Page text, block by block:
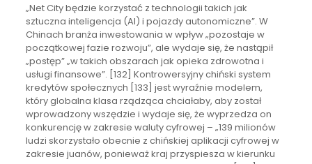
„Net City będzie korzystać z technologii takich jak
sztuczna inteligencja (AI) i pojazdy autonomiczne”. W
Chinach branża inwestowania w wpływ „pozostaje w
początkowej fazie rozwoju”, ale wydaje się, że nastąpił
„postęp” „w takich obszarach jak opieka zdrowotna i
usługi finansowe”. [132] Kontrowersyjny chiński system
kredytów społecznych [133] jest wyraźnie modelem,
który globalna klasa rządząca chciałaby, aby został
wprowadzony wszędzie i wydaje się, że wyprzedza on
konkurencję w zakresie waluty cyfrowej – „139 milionów
ludzi skorzystało obecnie z chińskiej aplikacji cyfrowej w
zakresie juanów, ponieważ kraj przyspiesza w kierunku